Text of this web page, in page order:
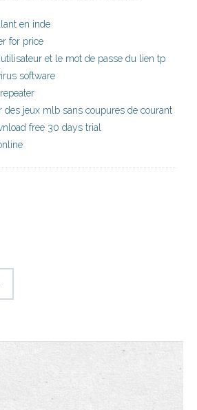
en inde
for price
et le mot de passe du lien tp
software
des jeux mlb sans coupures de courant
free 30 days trial